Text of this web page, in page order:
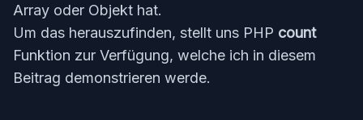
Array oder Objekt hat.
Um das herauszufinden, stellt uns PHP count
Funktion zur Verfügung, welche ich in diesem
Beitrag demonstrieren werde.